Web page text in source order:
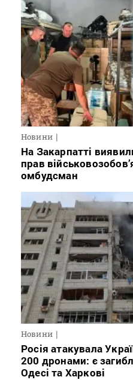
Новини
На Закарпатті
прав
омбудсман
Новини
Росія атакувала
200 дронами: є
Одесі та Харкові